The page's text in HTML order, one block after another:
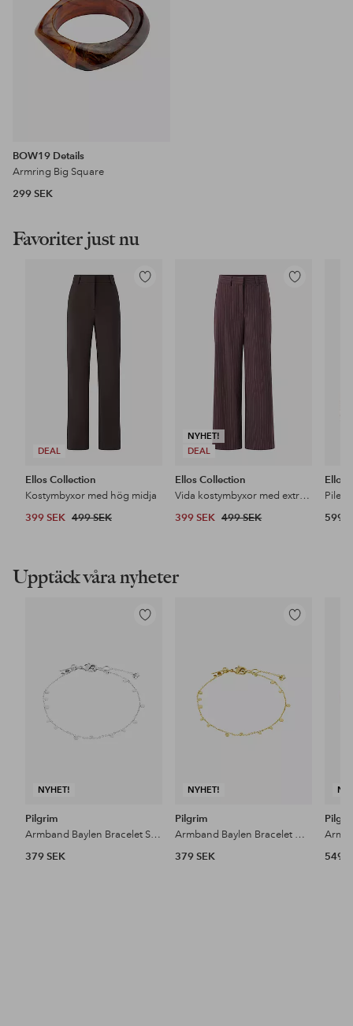
BOW19 Details
Armring Big Square
299 SEK
Favoriter just nu
DEAL
Lägg
Ellos Collection
Kostymbyxor med hög midja
399 SEK 499 SEK
NYHET!
DEAL
Lägg
Ellos Collection
Vida kostymbyxor med extra hög midja
399 SEK 499 SEK
Ellos
599
Upptäck våra nyheter
NYHET!
Lägg
Pilgrim
Armband Baylen Bracelet Silver-plated
379 SEK
NYHET!
Lägg
Pilgrim
Armband Baylen Bracelet Gold-plated
379 SEK
549